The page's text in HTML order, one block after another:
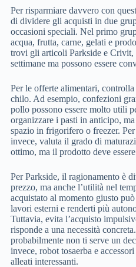
Per risparmiare davvero con
di dividere gli acquisti in due
occasioni speciali. Nel primo
acqua, frutta, carne, gelati e
trovi gli articoli Parkside e Crivit,
settimane ma possono essere
Per le offerte alimentari,
chilo. Ad esempio, confezioni
pollo possono essere molto utili
organizzare i pasti in anticipo,
spazio in frigorifero o freezer.
invece, valuta il grado di
ottimo, ma il prodotto deve
Per Parkside, il ragionamento è
prezzo, ma anche l’utilità nel
acquistato al momento giusto
lavori esterni e renderti più
Tuttavia, evita l’acquisto
risponde a una necessità
probabilmente non ti serve un
invece, robot tosaerba e
alleati interessanti.